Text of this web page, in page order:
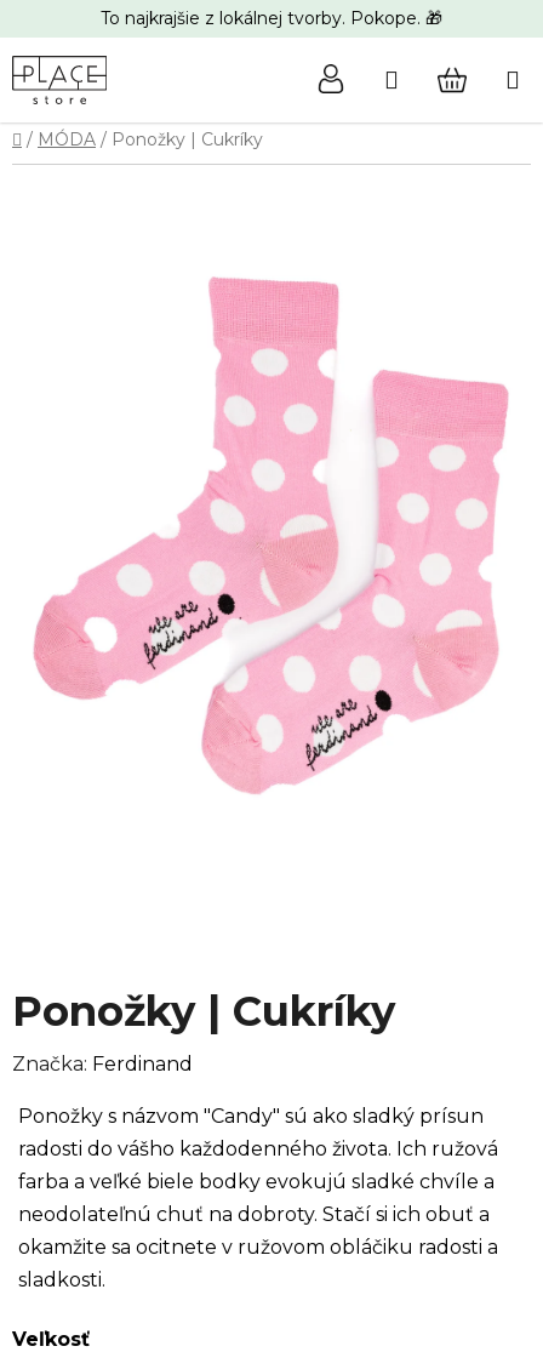
na
obsah
To najkrajšie z lokálnej tvorby. Pokope. 🎁
Hľadať
Domov
/ MÓDA / Ponožky | Cukríky
Ponožky | Cukríky
Značka: Ferdinand
Ponožky s názvom "Candy" sú ako sladký prísun
radosti do vášho každodenného života. Ich ružová
farba a veľké biele bodky evokujú sladké chvíle a
neodolateľnú chuť na dobroty. Stačí si ich obuť a
okamžite sa ocitnete v ružovom obláčiku radosti a
sladkosti.
Veľkosť